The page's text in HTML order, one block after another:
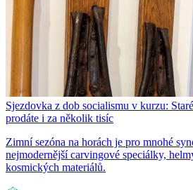
Sjezdovka z dob socialismu v kurzu:
prodáte i za několik tisíc
Zimní sezóna na horách je pro mnohé
nejmodernější carvingové speciálky,
kosmických materiálů.